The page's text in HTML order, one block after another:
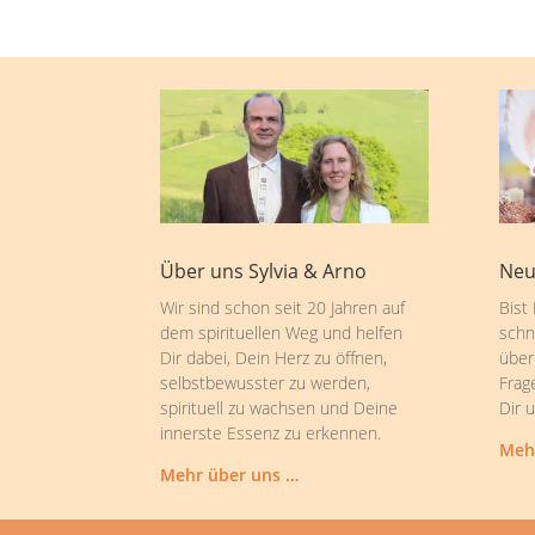
Über uns Sylvia & Arno
Wir sind schon seit 20 Jahren auf
dem spirituellen Weg und helfen
Dir dabei, Dein Herz zu öffnen,
selbstbewusster zu werden,
spirituell zu wachsen und Deine
innerste Essenz zu erkennen.
Mehr über uns …
Bist
Dir